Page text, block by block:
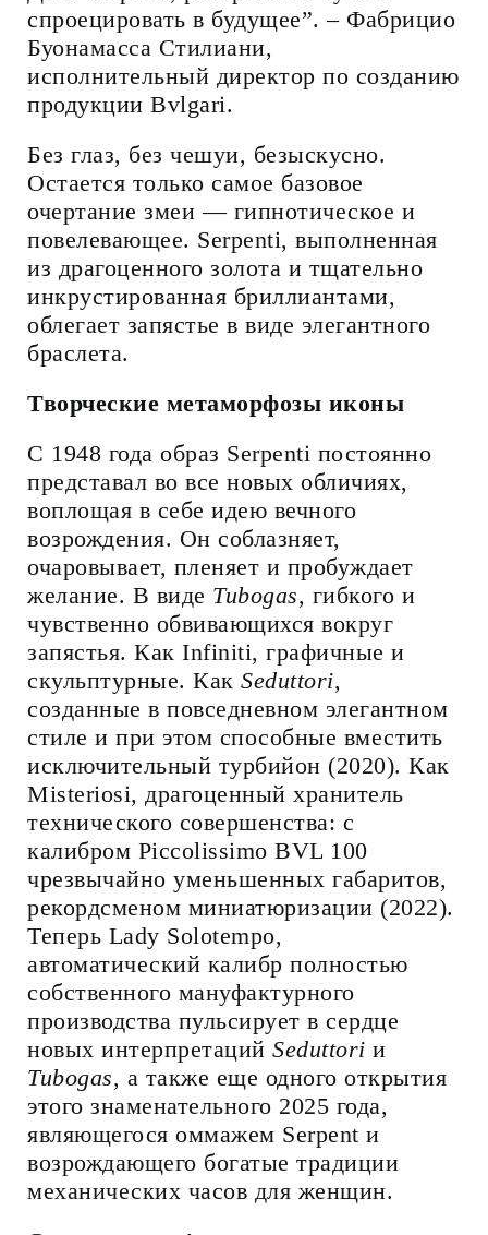
спроецировать в будущее”. – Фабрицио
Буонамасса Стилиани,
исполнительный директор по созданию
продукции Bvlgari.
Без глаз, без чешуи, безыскусно.
Остается только самое базовое
очертание змеи — гипнотическое и
повелевающее. Serpenti, выполненная
из драгоценного золота и тщательно
инкрустированная бриллиантами,
облегает запястье в виде элегантного
браслета.
Творческие метаморфозы иконы
С 1948 года образ Serpenti постоянно
представал во все новых обличиях,
воплощая в себе идею вечного
возрождения. Он соблазняет,
очаровывает, пленяет и пробуждает
желание. В виде Tubogas, гибкого и
чувственно обвивающихся вокруг
запястья. Как Infiniti, графичные и
скульптурные. Как Seduttori,
созданные в повседневном элегантном
стиле и при этом способные вместить
исключительный турбийон (2020). Как
Misteriosi, драгоценный хранитель
технического совершенства: с
калибром Piccolissimo BVL 100
чрезвычайно уменьшенных габаритов,
рекордсменом миниатюризации (2022).
Теперь Lady Solotempo,
автоматический калибр полностью
собственного мануфактурного
производства пульсирует в сердце
новых интерпретаций Seduttori и
Tubogas, а также еще одного открытия
этого знаменательного 2025 года,
являющегося оммажем Serpent и
возрождающего богатые традиции
механических часов для женщин.